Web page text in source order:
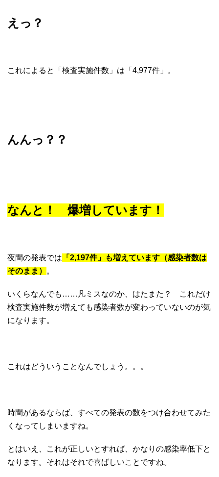
えっ？
これによると「検査実施件数」は「4,977件」。
んんっ？？
なんと！ 爆増しています！
夜間の発表では 「2,197件」も増えています（感染者数は
そのまま）
。
いくらなんでも……凡ミスなのか、はたまた？ これだけ
検査実施件数が増えても感染者数が変わっていないのが気
になります。
これはどういうことなんでしょう。。。
時間があるならば、すべての発表の数をつけ合わせてみた
くなってしまいますね。
とはいえ、これが正しいとすれば、かなりの感染率低下と
なります。それはそれで喜ばしいことですね。